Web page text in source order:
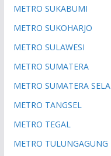
METRO SUKABUMI
METRO SUKOHARJO
METRO SULAWESI
METRO SUMATERA
METRO SUMATERA
METRO TANGSEL
METRO TEGAL
METRO TULUNGAGUNG